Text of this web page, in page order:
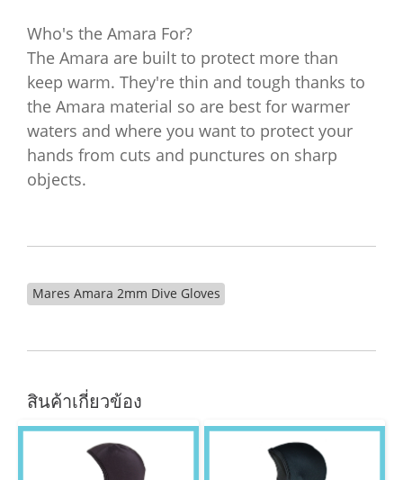
Who's the Amara For?
The Amara are built to protect more than
keep warm. They're thin and tough thanks to
the Amara material so are best for warmer
waters and where you want to protect your
hands from cuts and punctures on sharp
objects.
Mares Amara 2mm Dive Gloves
สินค้าเกี่ยวข้อง